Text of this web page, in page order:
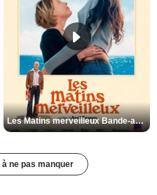
Les Matins merveilleux Bande-annonce VF
ne pas manquer